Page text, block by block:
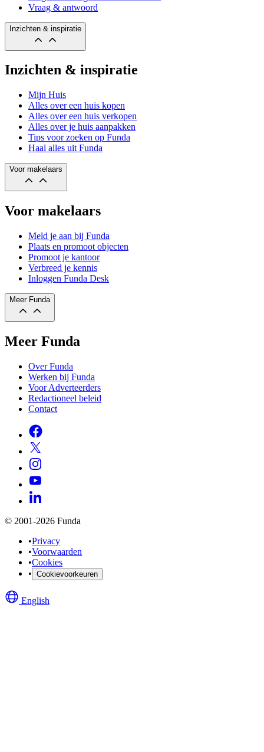
Vraag & antwoord
Inzichten & inspiratie
Inzichten & inspiratie
Mijn Huis
Alles over een huis kopen
Alles over een huis verkopen
Alles over je huis aanpakken
Tips voor zoeken op Funda
Haal alles uit Funda
Voor makelaars
Voor makelaars
Meld je aan bij Funda
Plaats en promoot objecten
Promoot je kantoor
Verbreed je kennis
Inloggen Funda Desk
Meer Funda
Meer Funda
Over Funda
Werken bij Funda
Voor Adverteerders
Redactioneel beleid
Contact
© 2001-2026 Funda
•Privacy
•Voorwaarden
•Cookies
• Cookievoorkeuren
English